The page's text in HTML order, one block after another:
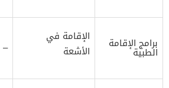
برامج الإقامة
الطبية
الإقامة في
الأشعة
–